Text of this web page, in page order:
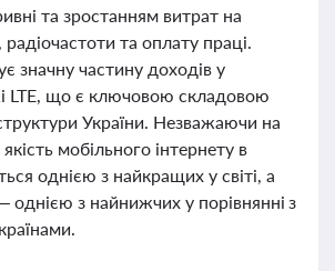
та зростанням витрат на
та оплату праці.
значну частину доходів у
LTE, що є ключовою складовою
України. Незважаючи на
мобільного інтернету в
однією з найкращих у світі, а
однією з найнижчих у порівнянні з